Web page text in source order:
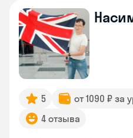
5 от 1090 ₽ за
4 отзыва